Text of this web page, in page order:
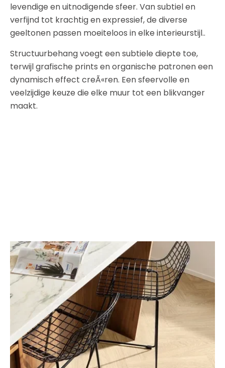
levendige en uitnodigende sfeer. Van subtiel en
verfijnd tot krachtig en expressief, de diverse
geeltonen passen moeiteloos in elke interieurstijl..
Structuurbehang voegt een subtiele diepte toe,
terwijl grafische prints en organische patronen een
dynamisch effect creÃ«ren. Een sfeervolle en
veelzijdige keuze die elke muur tot een blikvanger
maakt.